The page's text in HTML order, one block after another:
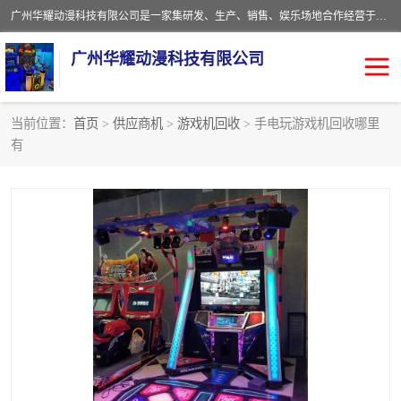
广州华耀动漫科技有限公司是一家集研发、生产、销售、娱乐场地合作经营于一体的动漫游戏公司。本公司拥有一支年轻化集研发生产到售后服务的队伍，及时地为客户提供、赚钱的产品。本公司以雄厚的实力、合理的价格、优良的服务与多家企业建立了长期的合作关系。热诚欢迎各界前来参观、考察、洽谈业务。目前公司经营的产品有：各种捕渔游戏机系列，大型模拟机系列、轮盘机系列、连线机系列、框体机系列、玛莉机系列等。
广州华耀动漫科技有限公司
当前位置： 首页 > 供应商机 > 游戏机回收 > 手电玩游戏机回收哪里
有
电玩城回收
模拟机回收 儿童机回收
游戏厅回收 *机回收